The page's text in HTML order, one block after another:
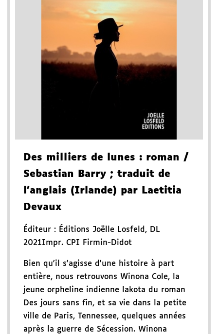
Des milliers de lunes : roman /
Sebastian Barry ; traduit de
l'anglais (Irlande) par Laetitia
Devaux
Éditeur : Éditions Joëlle Losfeld , DL
2021Impr. CPI Firmin-Didot
Bien qu'il s'agisse d'une histoire à part
entière, nous retrouvons Winona Cole, la
jeune orpheline indienne lakota du roman
Des jours sans fin, et sa vie dans la petite
ville de Paris, Tennessee, quelques années
après la guerre de Sécession. Winona